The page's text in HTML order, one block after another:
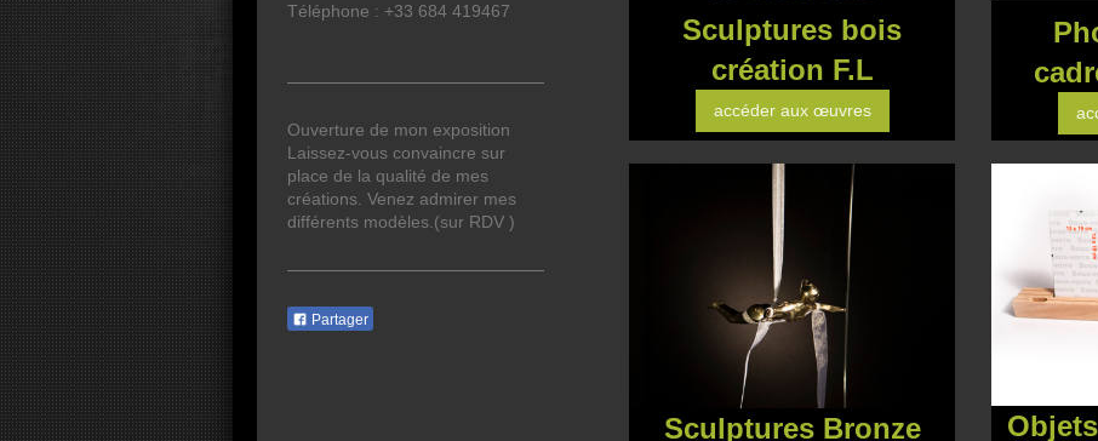
Sculptures bois
création F.L
accéder aux œuvres
Sculptures Bronze
Téléphone : +33 684 419467
Ouverture de mon exposition
Laissez-vous convaincre sur
place de la qualité de mes
créations. Venez admirer mes
différents modèles.(sur RDV )
Partager